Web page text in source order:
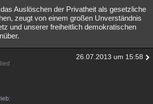
Auslöschen der Privatheit als gesetzliche
zeugt von einem großen Unverständnis
und unserer freiheitlich demokratischen
26.07.2013 um 15:58